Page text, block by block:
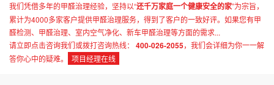
我们凭借多年的甲醛治理经验，坚持以“还千万家庭一个健康安全的家”为宗旨，
累计为4000多家客户提供甲醛治理服务，得到了客户的一致好评。如果您有甲
醛检测、甲醛治理、室内空气净化、新车甲醛治理等方面的需求...
请立即点击咨询我们或拨打咨询热线：
400-026-2055，我们会详细为你一一解
答你心中的疑难。
项目经理在线